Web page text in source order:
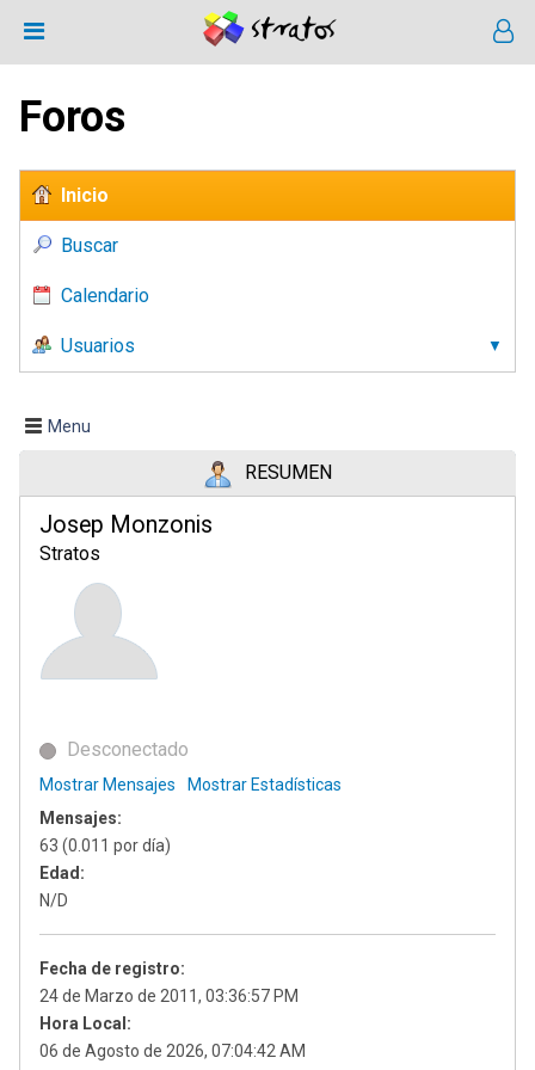
Foros
Inicio
Buscar
Calendario
Usuarios
Menu
RESUMEN
Josep Monzonis
Stratos
Desconectado
Mostrar Mensajes
Mostrar Estadísticas
Mensajes:
63 (0.011 por día)
Edad:
N/D
Fecha de registro:
24 de Marzo de 2011, 03:36:57 PM
Hora Local:
06 de Agosto de 2026, 07:04:42 AM